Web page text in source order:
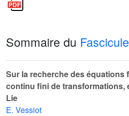
Sommaire du
Sur la recherche des
continu fini de transformations,
Lie
E. Vessiot